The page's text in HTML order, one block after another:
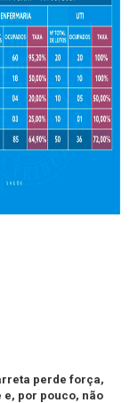
perde força,
e, por pouco, não